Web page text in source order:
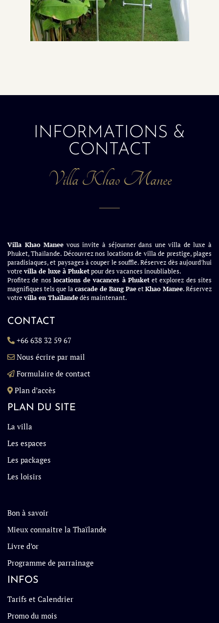
INFORMATIONS &
CONTACT
Villa Khao Manee
Villa Khao Manee vous invite à séjourner dans une villa de luxe à
Phuket, Thaïlande. Découvrez nos locations de villa de prestige, plages
paradisiaques, et paysages à couper le souffle. Réservez dès aujourd'hui
votrevilla de luxe à Phuketpour des vacances inoubliables.
Profitez de nos locations de vacances à Phuketet explorez des sites
magnifiques tels que lacascade de Bang PaeetKhao Manee. Réservez
votrevilla en Thaïlandedès maintenant.
CONTACT
+66 638 32 59 67
Nous écrire par mail
Formulaire de contact
Plan d’accès
PLAN DU SITE
La villa
Les espaces
Les packages
Les loisirs
Bon à savoir
Mieux connaitre la Thaïlande
Livre d’or
Programme de parrainage
INFOS
Tarifs et Calendrier
Promo du mois